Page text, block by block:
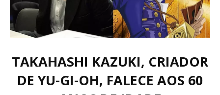
TAKAHASHI KAZUKI, CRIADOR
DE YU-GI-OH, FALECE AOS 60